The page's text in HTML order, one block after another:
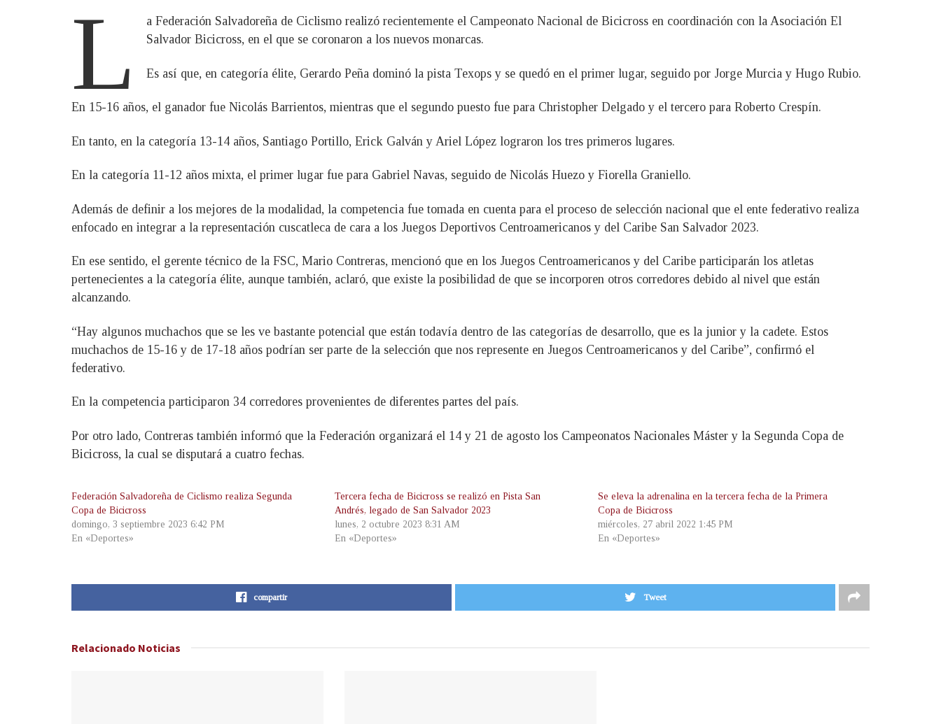
L
a Federación Salvadoreña de Ciclismo realizó recientemente el Campeonato Nacional de Bicicross en coordinación con la Asociación El
Salvador Bicicross, en el que se coronaron a los nuevos monarcas.
Es así que, en categoría élite, Gerardo Peña dominó la pista Texops y se quedó en el primer lugar, seguido por Jorge Murcia y Hugo Rubio.
En 15-16 años, el ganador fue Nicolás Barrientos, mientras que el segundo puesto fue para Christopher Delgado y el tercero para Roberto Crespín.
En tanto, en la categoría 13-14 años, Santiago Portillo, Erick Galván y Ariel López lograron los tres primeros lugares.
En la categoría 11-12 años mixta, el primer lugar fue para Gabriel Navas, seguido de Nicolás Huezo y Fiorella Graniello.
Además de definir a los mejores de la modalidad, la competencia fue tomada en cuenta para el proceso de selección nacional que el ente federativo realiza
enfocado en integrar a la representación cuscatleca de cara a los Juegos Deportivos Centroamericanos y del Caribe San Salvador 2023.
En ese sentido, el gerente técnico de la FSC, Mario Contreras, mencionó que en los Juegos Centroamericanos y del Caribe participarán los atletas
pertenecientes a la categoría élite, aunque también, aclaró, que existe la posibilidad de que se incorporen otros corredores debido al nivel que están
alcanzando.
“Hay algunos muchachos que se les ve bastante potencial que están todavía dentro de las categorías de desarrollo, que es la junior y la cadete. Estos
muchachos de 15-16 y de 17-18 años podrían ser parte de la selección que nos represente en Juegos Centroamericanos y del Caribe”, confirmó el
federativo.
En la competencia participaron 34 corredores provenientes de diferentes partes del país.
Por otro lado, Contreras también informó que la Federación organizará el 14 y 21 de agosto los Campeonatos Nacionales Máster y la Segunda Copa de
Bicicross, la cual se disputará a cuatro fechas.
Federación Salvadoreña de Ciclismo realiza Segunda
Copa de Bicicross
domingo, 3 septiembre 2023 6:42 PM
En «Deportes»
Tercera fecha de Bicicross se realizó en Pista San
Andrés, legado de San Salvador 2023
lunes, 2 octubre 2023 8:31 AM
En «Deportes»
Se eleva la adrenalina en la tercera fecha de la Primera
Copa de Bicicross
miércoles, 27 abril 2022 1:45 PM
En «Deportes»
compartir Tweet
Relacionado Noticias